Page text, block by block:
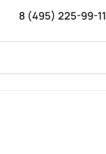
8 (495) 225-99-11